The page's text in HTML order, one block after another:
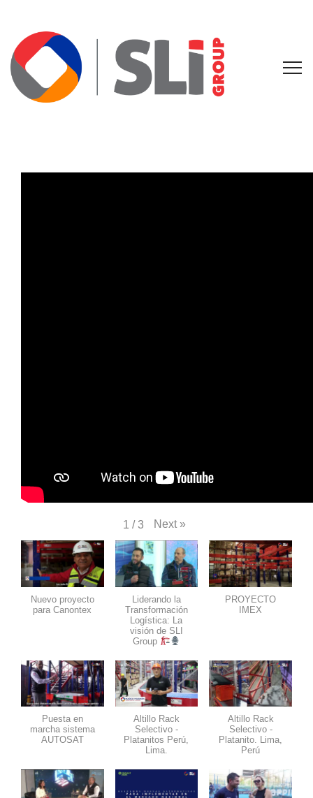
1 / 3 Next »
Nuevo proyecto
para Canontex
Liderando la
Transformación
Logística: La
visión de SLI
Group
PROYECTO
IMEX
Puesta en
marcha sistema
AUTOSAT
Altillo Rack
Selectivo -
Platanitos Perú,
Lima.
Altillo Rack
Selectivo -
Platanito. Lima,
Perú